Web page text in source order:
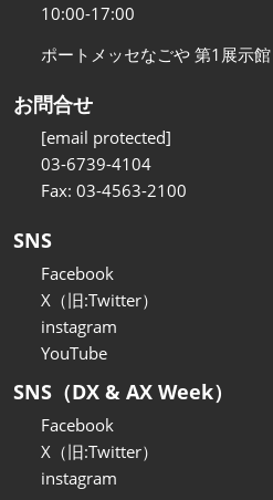
10:00-17:00
ポートメッセなごや 第1展示館
お問合せ
[email protected]
03-6739-4104
Fax: 03-4563-2100
SNS
Facebook
X（旧:Twitter）
instagram
YouTube
SNS（DX & AX Week）
Facebook
X（旧:Twitter）
instagram